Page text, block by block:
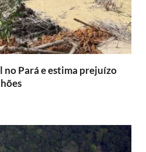
no Pará e estima prejuízo